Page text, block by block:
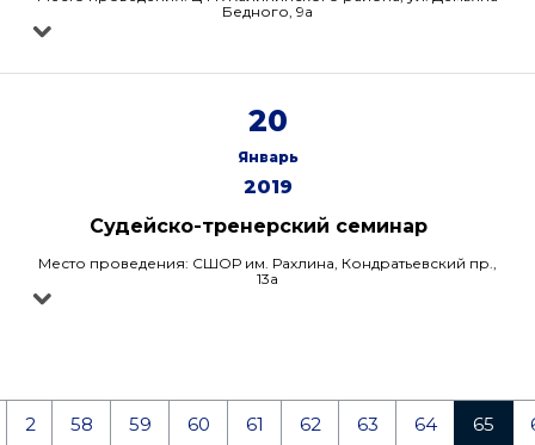
Бедного, 9а
20
Январь
2019
Судейско-тренерский семинар
Место проведения: СШОР им. Рахлина, Кондратьевский пр.,
13а
2 58 59 60 61 62 63 64 65